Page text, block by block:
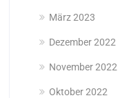
März 2023
Dezember 2022
November 2022
Oktober 2022